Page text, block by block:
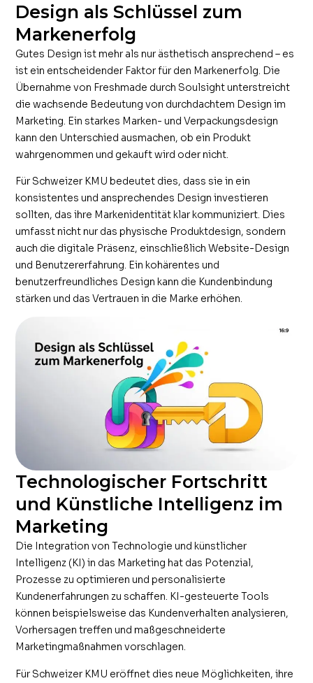
Design als Schlüssel zum
Markenerfolg
Gutes Design ist mehr als nur ästhetisch ansprechend – es
ist ein entscheidender Faktor für den Markenerfolg. Die
Übernahme von Freshmade durch Soulsight unterstreicht
die wachsende Bedeutung von durchdachtem Design im
Marketing. Ein starkes Marken- und Verpackungsdesign
kann den Unterschied ausmachen, ob ein Produkt
wahrgenommen und gekauft wird oder nicht.
Für Schweizer KMU bedeutet dies, dass sie in ein
konsistentes und ansprechendes Design investieren
sollten, das ihre Markenidentität klar kommuniziert. Dies
umfasst nicht nur das physische Produktdesign, sondern
auch die digitale Präsenz, einschließlich Website-Design
und Benutzererfahrung. Ein kohärentes und
benutzerfreundliches Design kann die Kundenbindung
stärken und das Vertrauen in die Marke erhöhen.
Technologischer Fortschritt
und Künstliche Intelligenz im
Marketing
Die Integration von Technologie und künstlicher
Intelligenz (KI) in das Marketing hat das Potenzial,
Prozesse zu optimieren und personalisierte
Kundenerfahrungen zu schaffen. KI-gesteuerte Tools
können beispielsweise das Kundenverhalten analysieren,
Vorhersagen treffen und maßgeschneiderte
Marketingmaßnahmen vorschlagen.
Für Schweizer KMU eröffnet dies neue Möglichkeiten, ihre